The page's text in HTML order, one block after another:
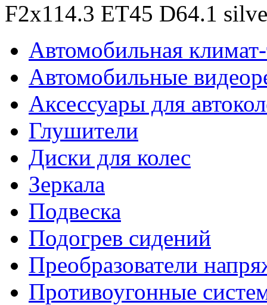
F2x114.3 ET45 D64.1
Автомобильная
Автомобильные
Аксессуары для
Глушители
Диски для колес
Зеркала
Подвеска
Подогрев сидений
Преобразователи
Противоугонные